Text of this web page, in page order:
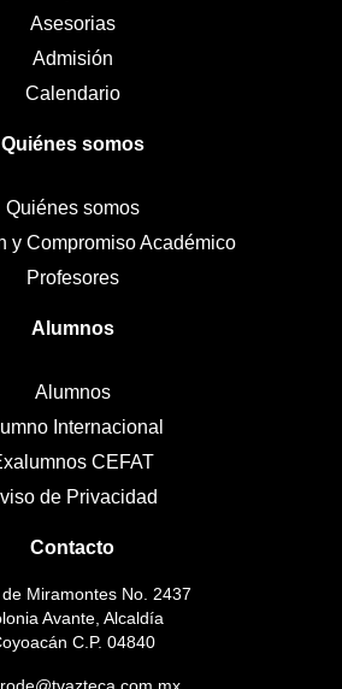
Asesorias
Admisión
Calendario
Quiénes somos
Quiénes somos
y Compromiso Académico
Profesores
Alumnos
Alumnos
Internacional
CEFAT
de Privacidad
Contacto
Miramontes No. 2437
Avante, Alcaldía
C.P. 04840